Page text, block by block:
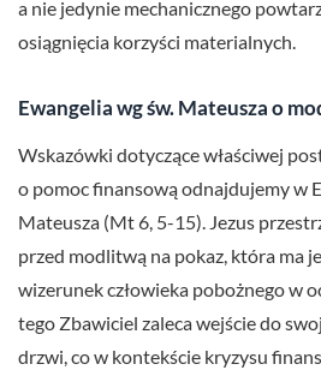
a nie jedynie mechanicznego
osiągnięcia korzyści materialnych.
Ewangelia wg św. Mateusza o
Wskazówki dotyczące właściwej
o pomoc finansową odnajdujemy w
Mateusza (Mt 6, 5-15). Jezus
przed modlitwą na pokaz, która ma
wizerunek człowieka pobożnego w
tego Zbawiciel zaleca wejście do
drzwi, co w kontekście kryzysu